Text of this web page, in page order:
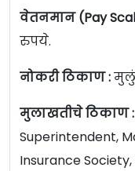
वेतनमान (Pay
रुपये.
नोकरी ठिकाण :
मुलाखतीचे ठिकाण :
Superintendent,
Insurance